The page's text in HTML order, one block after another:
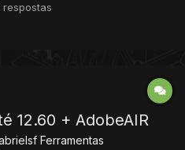
respostas
12.60 + AdobeAIR
Ferramentas